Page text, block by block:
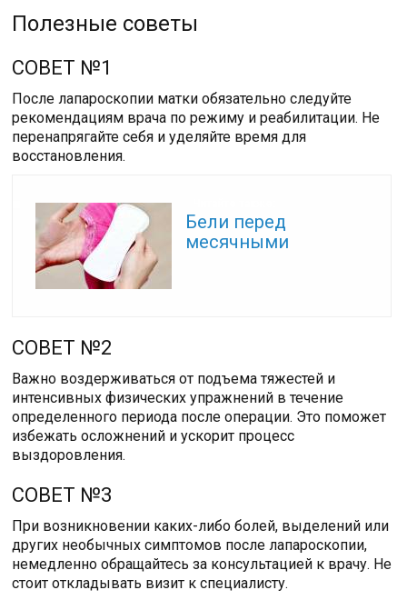
Полезные советы
СОВЕТ №1
После лапароскопии матки обязательно следуйте
рекомендациям врача по режиму и реабилитации. Не
перенапрягайте себя и уделяйте время для
восстановления.
Бели перед
месячными
СОВЕТ №2
Важно воздерживаться от подъема тяжестей и
интенсивных физических упражнений в течение
определенного периода после операции. Это поможет
избежать осложнений и ускорит процесс
выздоровления.
СОВЕТ №3
При возникновении каких-либо болей, выделений или
других необычных симптомов после лапароскопии,
немедленно обращайтесь за консультацией к врачу. Не
стоит откладывать визит к специалисту.